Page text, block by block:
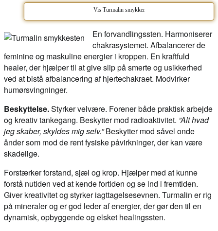
Vis Turmalin smykker
En forvandlingssten. Harmoniserer
chakrasystemet. Afbalancerer de
feminine og maskuline energier i kroppen. En kraftfuld
healer, der hjælper til at give slip på smerte og usikkerhed
ved at bistå afbalancering af hjertechakraet. Modvirker
humørsvingninger.
Beskyttelse.Styrker velvære. Forener både praktisk arbejde
og kreativ tankegang. Beskytter mod radioaktivitet. ”Alt hvad
jeg skaber, skyldes mig selv.”Beskytter mod såvel onde
ånder som mod de rent fysiske påvirkninger, der kan være
skadelige.
Forstærker forstand, sjæl og krop. Hjælper med at kunne
forstå nutiden ved at kende fortiden og se ind i fremtiden.
Giver kreativitet og styrker iagttagelsesevnen. Turmalin er rig
på mineraler og er god leder af energier, der gør den til en
dynamisk, opbyggende og elsket healingssten.